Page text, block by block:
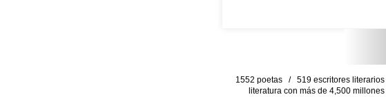
1552 poetas / 519 escritores
literatura con más de 4,500